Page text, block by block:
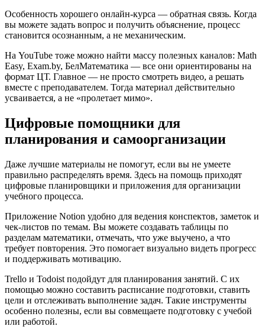
Особенность хорошего онлайн-курса — обратная связь. Когда
вы можете задать вопрос и получить объяснение, процесс
становится осознанным, а не механическим.
На YouTube тоже можно найти массу полезных каналов: Math
Easy, Exam.by, БелМатематика — все они ориентированы на
формат ЦТ. Главное — не просто смотреть видео, а решать
вместе с преподавателем. Тогда материал действительно
усваивается, а не «пролетает мимо».
Цифровые помощники для
планирования и самоорганизации
Даже лучшие материалы не помогут, если вы не умеете
правильно распределять время. Здесь на помощь приходят
цифровые планировщики и приложения для организации
учебного процесса.
Приложение Notion удобно для ведения конспектов, заметок и
чек-листов по темам. Вы можете создавать таблицы по
разделам математики, отмечать, что уже выучено, а что
требует повторения. Это помогает визуально видеть прогресс
и поддерживать мотивацию.
Trello и Todoist подойдут для планирования занятий. С их
помощью можно составить расписание подготовки, ставить
цели и отслеживать выполнение задач. Такие инструменты
особенно полезны, если вы совмещаете подготовку с учебой
или работой.